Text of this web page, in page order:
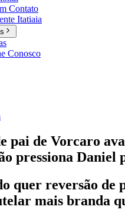
Contato
Itatiaia
Conosco
pai de Vorcaro
pressiona Daniel
quer reversão de
mais branda